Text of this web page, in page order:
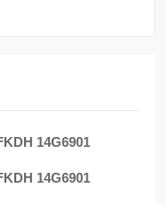
14G6901
14G6901